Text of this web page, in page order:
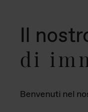
Il
di
Benvenuti nel